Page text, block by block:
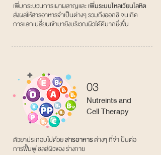
เพิ่มกระบวนการเผาผลาญและเพิ่มระบบไหลเวียนโลหิต
ส่งผลให้สารอาหารจําเป็นต่างๆ รวมถึงออกซิเจนเกิด
การแลกเปลี่ยนเข้ามายังบริเวณผิวได้ดีมากยิ่งขึ้น
03
Nutreints and
Cell Therapy
ตัวยาประกอบไปด้วยสารอาหารต่างๆ ที่จําเป็นต่อ
การฟื้นฟูเซลล์ผิวของ ร่างกาย